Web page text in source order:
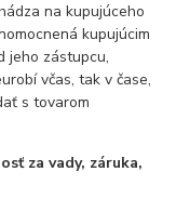
na kupujúceho
kupujúcim
jeho zástupcu,
včas, tak v čase,
s tovarom
za vady, záruka,